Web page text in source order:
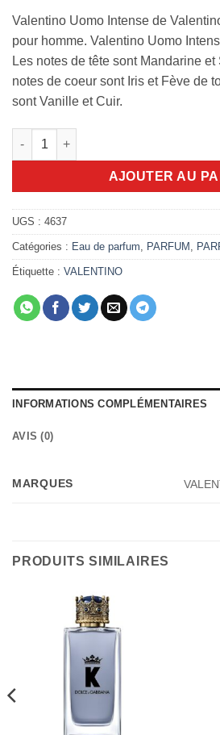
Valentino Uomo Intense de
pour homme. Valentino Uomo
Les notes de tête sont Mandarine
notes de coeur sont Iris et Fève de
sont Vanille et Cuir.
quantité de Valentino Uomo Intense
AJOUTER AU
UGS : 4637
Catégories : Eau de parfum PARFUM
Étiquette : VALENTINO
INFORMATIONS COMPLÉMENTAIRES
AVIS (0)
MARQUES
PRODUITS SIMILAIRES